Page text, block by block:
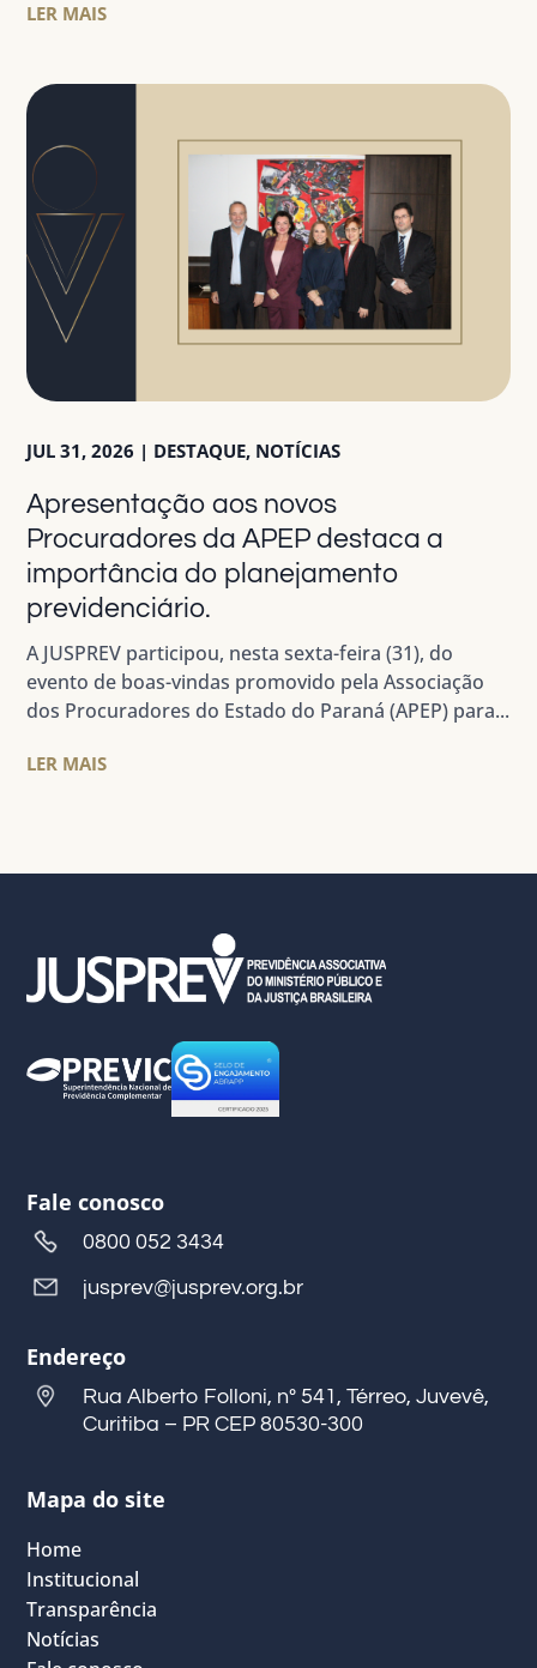
LER MAIS
Apresentação aos novos
Procuradores da APEP destaca a
importância do planejamento
previdenciário.
JUL 31, 2026 | DESTAQUE, NOTÍCIAS
A JUSPREV participou, nesta sexta-feira (31), do
evento de boas-vindas promovido pela Associação
dos Procuradores do Estado do Paraná (APEP) para...
LER MAIS
Fale conosco
0800 052 3434
jusprev@jusprev.org.br
Endereço
Rua Alberto Folloni, nº 541, Térreo, Juvevê,
Curitiba – PR CEP 80530-300
Mapa do site
Home
Institucional
Transparência
Notícias